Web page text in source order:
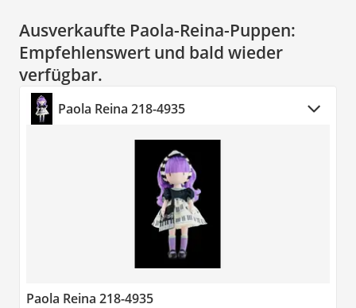
Ausverkaufte Paola-Reina-Puppen:
Empfehlenswert und bald wieder
verfügbar.
Paola Reina 218-4935
Paola Reina 218-4935